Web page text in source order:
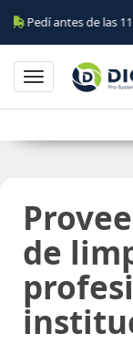
antes de las 11 y lo
Toggle
de